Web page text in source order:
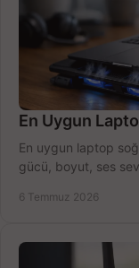
En Uygun
En uygun laptop
gücü, boyut, ses
6 Temmuz 2026